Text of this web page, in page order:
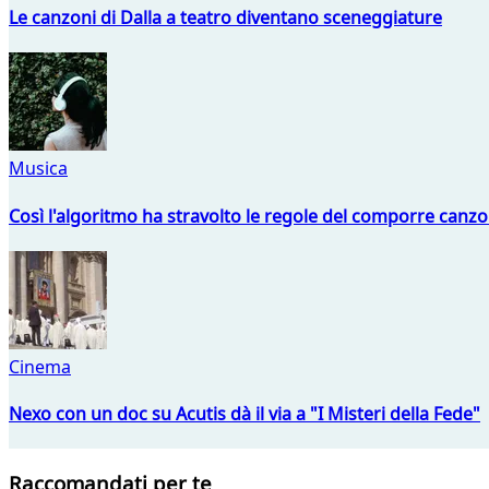
Le canzoni di Dalla a teatro diventano sceneggiature
Musica
Così l'algoritmo ha stravolto le regole del comporre
Cinema
Nexo con un doc su Acutis dà il via a "I Misteri della Fede"
Raccomandati per te